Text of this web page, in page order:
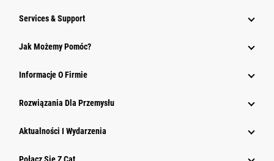
Services & Support
Jak Możemy Pomóc?
Informacje O Firmie
Rozwiązania Dla Przemysłu
Aktualności I Wydarzenia
Połącz Się Z Cat